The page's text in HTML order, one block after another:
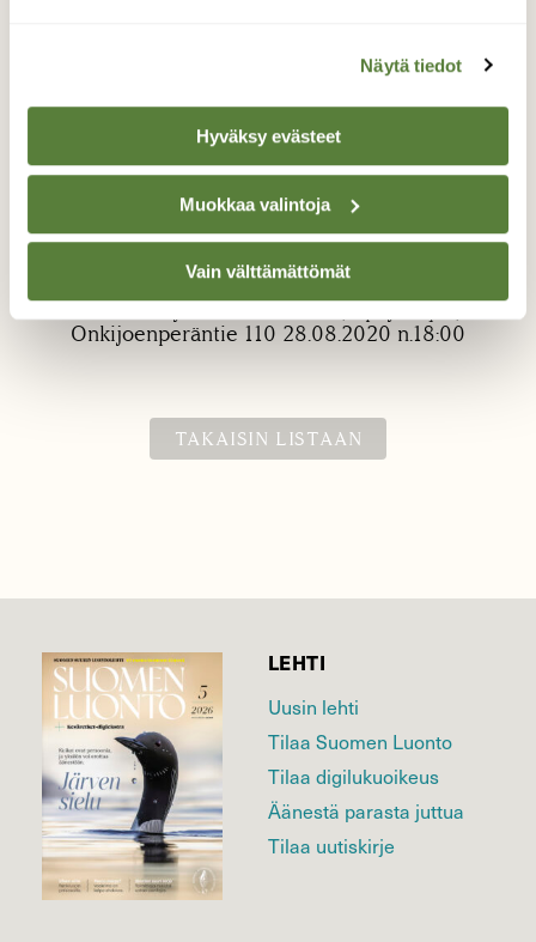
Näytä tiedot
Hyväksy evästeet
Muokkaa valintoja
Vain välttämättömät
Leppäyökkösen toukka
Vaimo löysi pihan kukkapuskasta.
Valokuvaaja: Matti Männistö, Ypäjänkylä,
Onkijoenperäntie 110 28.08.2020 n.18:00
TAKAISIN LISTAAN
LEHTI
Uusin lehti
Tilaa Suomen Luonto
Tilaa digilukuoikeus
Äänestä parasta juttua
Tilaa uutiskirje